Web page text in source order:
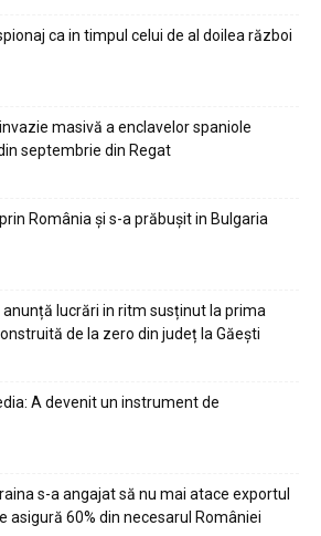
ca in timpul celui de al doilea război
masivă a enclavelor spaniole
septembrie din Regat
România și s-a prăbușit in Bulgaria
lucrări in ritm susținut la prima
de la zero din județ la Găești
A devenit un instrument de
s-a angajat să nu mai atace exportul
asigură 60% din necesarul României